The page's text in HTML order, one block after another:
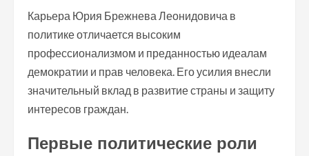
Карьера Юрия Брежнева Леонидовича в
политике отличается высоким
профессионализмом и преданностью идеалам
демократии и прав человека. Его усилия внесли
значительный вклад в развитие страны и защиту
интересов граждан.
Первые политические роли